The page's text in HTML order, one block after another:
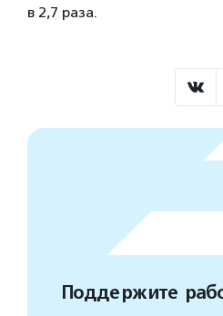
в 2,7 раза.
Поддержите